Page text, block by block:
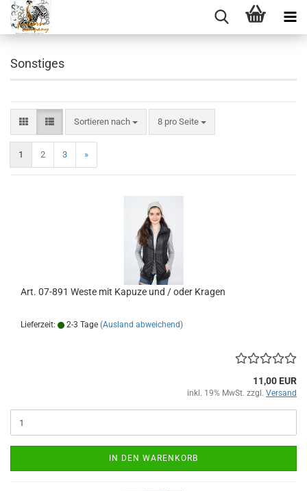
Sonstiges
Sortieren nach
Sortieren nach 8 pro Seite
pro Seite
1 2 3 »
Art. 07-891 Weste mit Kapuze und / oder Kragen
Lieferzeit: 2-3 Tage (Ausland abweichend)
11,00 EUR
inkl. 19% MwSt. zzgl. Versand
IN DEN WARENKORB